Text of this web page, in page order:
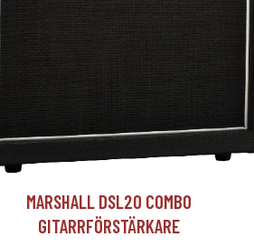
MARSHALL DSL20 COMBO
GITARRFÖRSTÄRKARE